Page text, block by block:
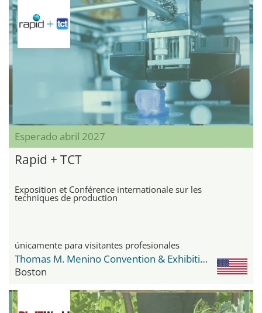
Esperado abril 2027
Rapid + TCT
Exposition et Conférence internationale sur les
techniques de production
únicamente para visitantes profesionales
Thomas M. Menino Convention & Exhibition Center
Boston